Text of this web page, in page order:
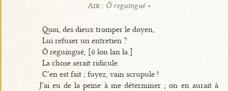
Air : Ô reguingué
Quoi, des dieux tromper le doyen,
Lui refuser un entretien ?
Ô reguingué, [ô lon lan la.]
La chose serait ridicule.
C’en est fait ; fuyez, vain scrupule !
J’ai eu de la peine à me déterminer ; on en aurait à